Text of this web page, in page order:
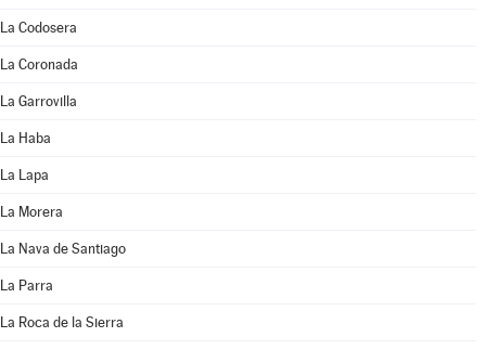
La Codosera
La Coronada
La Garrovilla
La Haba
La Lapa
La Morera
La Nava de Santiago
La Parra
La Roca de la Sierra